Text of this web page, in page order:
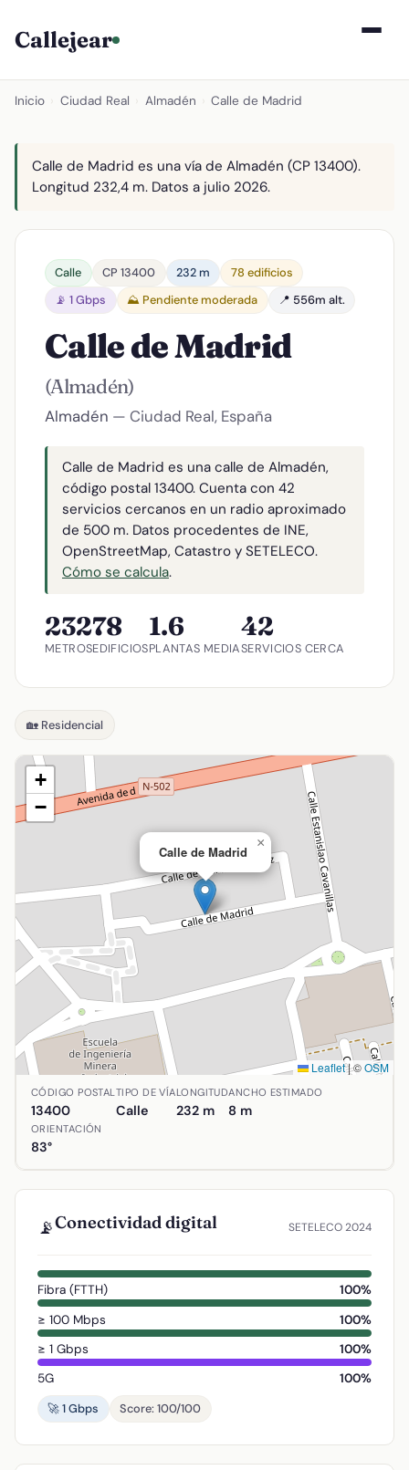
Callejear
Inicio Ciudad Real Almadén Calle de Madrid
Calle de Madrid es una vía de Almadén (CP 13400).
Longitud 232,4 m. Datos a julio 2026.
Calle CP 13400 232 m
78 edificios
📡 1 Gbps
⛰️ Pendiente moderada 📍 556m alt.
Calle de Madrid
(Almadén)
Almadén — Ciudad Real, España
Calle de Madrid es una calle de Almadén,
código postal 13400. Cuenta con 42
servicios cercanos en un radio aproximado
de 500 m. Datos procedentes de INE,
OpenStreetMap, Catastro y SETELECO.
Cómo se calcula.
232
METROS
78
EDIFICIOS
1.6
PLANTAS MEDIA
42
SERVICIOS CERCA
🏡 Residencial
Calle de Madrid
×
+
−
Leaflet|©OSM
Ubicación de Calle de Madrid en Almadén, Ciudad
CÓDIGO POSTAL
13400
TIPO DE VÍA
Calle
LONGITUD
232 m
ANCHO ESTIMADO
8 m
ORIENTACIÓN
83°
📡Conectividad digital SETELECO 2024
Fibra (FTTH)
100%
≥ 100 Mbps
100%
≥ 1 Gbps
100%
5G
100%
🚀 1 Gbps
Score: 100/100